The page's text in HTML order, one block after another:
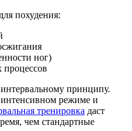
похудения:
ног)
процессов
принципу.
режиме и
тренировка даст
чем стандартные